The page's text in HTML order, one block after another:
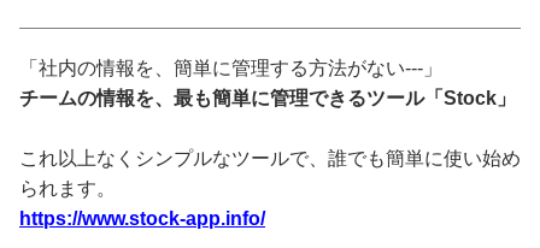
「社内の情報を、簡単に管理する方法がない---」
チームの情報を、最も簡単に管理できるツール「Stock」
これ以上なくシンプルなツールで、誰でも簡単に使い始め
られます。
https://www.stock-app.info/